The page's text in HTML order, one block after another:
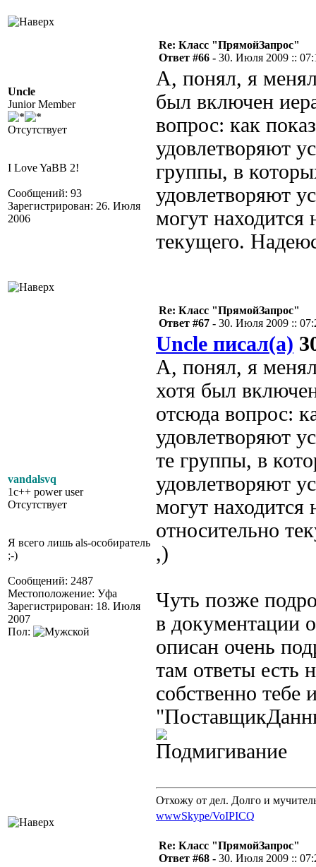
Uncle
Junior Member
Отсутствует
I Love YaBB 2!
Сообщений: 93
Зарегистрирован: 26. Июля
2006
Re: Класс "ПрямойЗапрос"
Ответ #66 - 30. Июля 2009 ::
А, понял, я
был включен
вопрос: как
удовлетворяют
группы, в
удовлетворяют
могут находится
текущего.
vandalsvq
1c++ power user
Отсутствует
Я всего лишь als-особиратель
;-)
Сообщений: 2487
Местоположение: Уфа
Зарегистрирован: 18. Июля
2007
Пол:
Re: Класс "ПрямойЗапрос"
Ответ #67 - 30. Июля 2009 ::
Uncle писал(а)
А, понял, я
хотя был
отсюда вопрос:
удовлетворяют
те группы, в
удовлетворяют
могут находится
относительно
,)
Чуть позже
в документации
описан очень
там ответы
собственно тебе
Отхожу от дел. Долго и
wwwSkype/VoIPICQ
Re: Класс "ПрямойЗапрос"
Ответ #68 - 30. Июля 2009 ::